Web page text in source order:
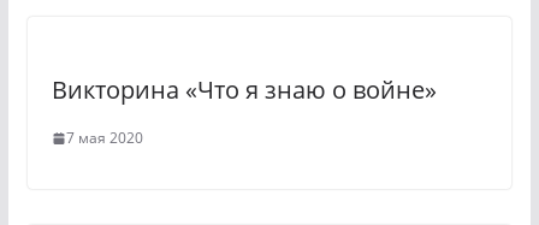
Викторина «Что я знаю о войне»
7 мая 2020